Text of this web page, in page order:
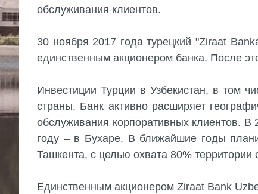
обслуживания клиентов.
30 ноября 2017 года турецкий "Ziraat
единственным акционером банка. После
Инвестиции Турции в Узбекистан, в том
страны. Банк активно расширяет
обслуживания корпоративных клиентов.
году – в Бухаре. В ближайшие годы
Ташкента, с целью охвата 80% территории
Единственным акционером Ziraat Bank